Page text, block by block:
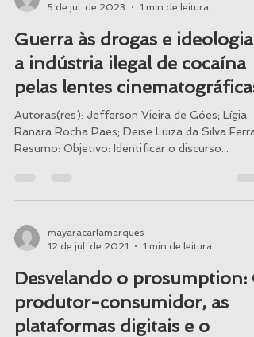
5 de jul. de 2023
1 min de leitura
Guerra às drogas e ideologia:
a indústria ilegal de cocaína
pelas lentes cinematográficas.
Autoras(res): Jefferson Vieira de Góes; Lígia
Ranara Rocha Paes; Deise Luiza da Silva
Resumo: Objetivo: Identificar o discurso...
mayaracarlamarques
12 de jul. de 2021
1 min de leitura
Desvelando o prosumption:
produtor-consumidor, as
plataformas digitais e o